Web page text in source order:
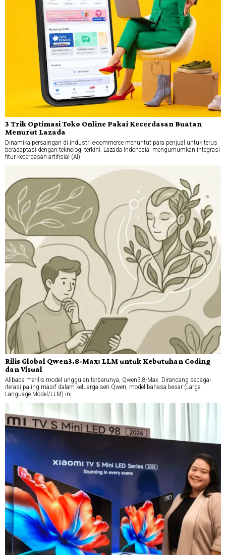
3 Trik Optimasi Toko Online Pakai Kecerdasan Buatan
Menurut Lazada
Dinamika persaingan di industri e-commerce menuntut para penjual untuk terus
beradaptasi dengan teknologi terkini. Lazada Indonesia mengumumkan integrasi
fitur kecerdasan artifisial (AI)
Rilis Global Qwen3.8-Max: LLM untuk Kebutuhan Coding
dan Visual
Alibaba merilis model unggulan terbarunya, Qwen3.8-Max. Dirancang sebagai
iterasi paling masif dalam keluarga seri Qwen, model bahasa besar (Large
Language Model/LLM) ini